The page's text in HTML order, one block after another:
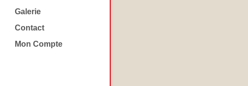
Galerie
Contact
Mon Compte